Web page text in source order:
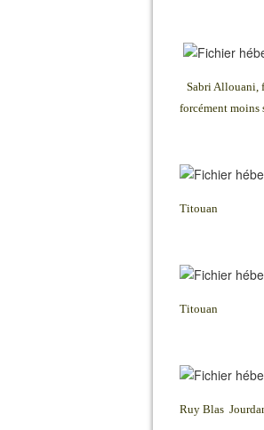
Sabri Allouani,
forcément moins
Titouan
Titouan
Ruy Blas